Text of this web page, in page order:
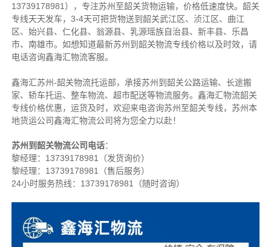
13739178981），专注苏州至韶关货物运输，价格低速度快。 韶关
专线天天发车，3-4天可把货物送到韶关武江区、浈江区、曲江
区、始兴县、仁化县、翁源县、乳源瑶族自治县、新丰县、乐昌
市、南雄市。 如想知道最新苏州到韶关物流专线价格以及时效，请
电话咨询鑫海汇物流客服。
鑫海汇苏州-韶关物流托运部， 承接苏州到韶关公路运输、长途搬
家、轿车托运、整车物流、超市配送等物流服务。 鑫海汇物流韶关
专线价格优惠，运货及时，欢迎来电咨询苏州至韶关专线，苏州本
地货运公司鑫海汇物流公司将为您全力以赴！
苏州到韶关物流公司电话：
黎经理： 13739178981（发货询价）
黎经理：13739178981（售后服务）
24小时服务热线：13739178981（随时咨询）